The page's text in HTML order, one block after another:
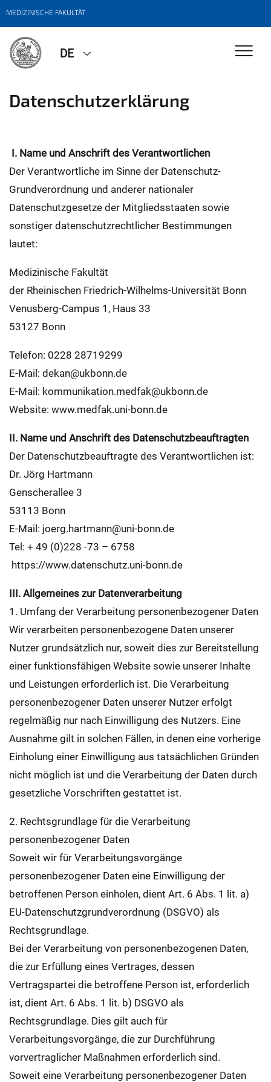
MEDIZINISCHE FAKULTÄT
DE
Datenschutzerklärung
I. Name und Anschrift des Verantwortlichen
Der Verantwortliche im Sinne der Datenschutz-
Grundverordnung und anderer nationaler
Datenschutzgesetze der Mitgliedsstaaten sowie
sonstiger datenschutzrechtlicher Bestimmungen
lautet:
Medizinische Fakultät
der Rheinischen Friedrich-Wilhelms-Universität Bonn
Venusberg-Campus 1, Haus 33
53127 Bonn
Telefon: 0228 28719299
E-Mail: dekan@ukbonn.de
E-Mail: kommunikation.medfak@ukbonn.de
Website: www.medfak.uni-bonn.de
II. Name und Anschrift des Datenschutzbeauftragten
Der Datenschutzbeauftragte des Verantwortlichen ist:
Dr. Jörg Hartmann
Genscherallee 3
53113 Bonn
E-Mail: joerg.hartmann@uni-bonn.de
Tel: + 49 (0)228 -73 – 6758
https://www.datenschutz.uni-bonn.de
III. Allgemeines zur Datenverarbeitung
1. Umfang der Verarbeitung personenbezogener Daten
Wir verarbeiten personenbezogene Daten unserer
Nutzer grundsätzlich nur, soweit dies zur Bereitstellung
einer funktionsfähigen Website sowie unserer Inhalte
und Leistungen erforderlich ist. Die Verarbeitung
personenbezogener Daten unserer Nutzer erfolgt
regelmäßig nur nach Einwilligung des Nutzers. Eine
Ausnahme gilt in solchen Fällen, in denen eine vorherige
Einholung einer Einwilligung aus tatsächlichen Gründen
nicht möglich ist und die Verarbeitung der Daten durch
gesetzliche Vorschriften gestattet ist.
2. Rechtsgrundlage für die Verarbeitung
personenbezogener Daten
Soweit wir für Verarbeitungsvorgänge
personenbezogener Daten eine Einwilligung der
betroffenen Person einholen, dient Art. 6 Abs. 1 lit. a)
EU-Datenschutzgrundverordnung (DSGVO) als
Rechtsgrundlage.
Bei der Verarbeitung von personenbezogenen Daten,
die zur Erfüllung eines Vertrages, dessen
Vertragspartei die betroffene Person ist, erforderlich
ist, dient Art. 6 Abs. 1 lit. b) DSGVO als
Rechtsgrundlage. Dies gilt auch für
Verarbeitungsvorgänge, die zur Durchführung
vorvertraglicher Maßnahmen erforderlich sind.
Soweit eine Verarbeitung personenbezogener Daten